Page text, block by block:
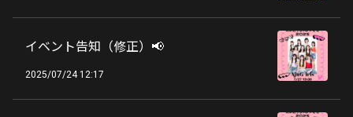
イベント告知（修正）📢
2025/07/24 12:17